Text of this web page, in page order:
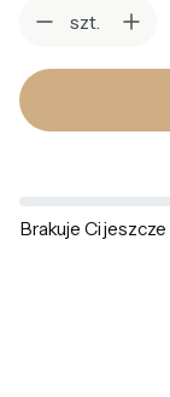
szt.
Brakuje Ci jeszcze